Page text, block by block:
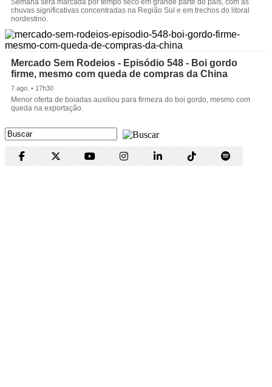
Semana será marcada por tempo seco em grande parte do país, com as
chuvas significativas concentradas na Região Sul e em trechos do litoral
nordestino.
Mercado Sem Rodeios - Episódio 548 - Boi gordo
firme, mesmo com queda de compras da China
7 ago. • 17h30
Menor oferta de boiadas auxiliou para firmeza do boi gordo, mesmo com
queda na exportação.